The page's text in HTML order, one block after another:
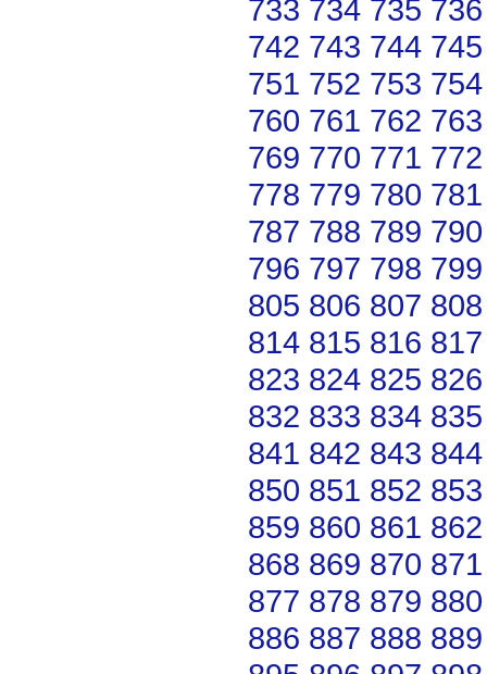
733 734 735 736
742 743 744 745
751 752 753 754
760 761 762 763
769 770 771 772
778 779 780 781
787 788 789 790
796 797 798 799
805 806 807 808
814 815 816 817
823 824 825 826
832 833 834 835
841 842 843 844
850 851 852 853
859 860 861 862
868 869 870 871
877 878 879 880
886 887 888 889